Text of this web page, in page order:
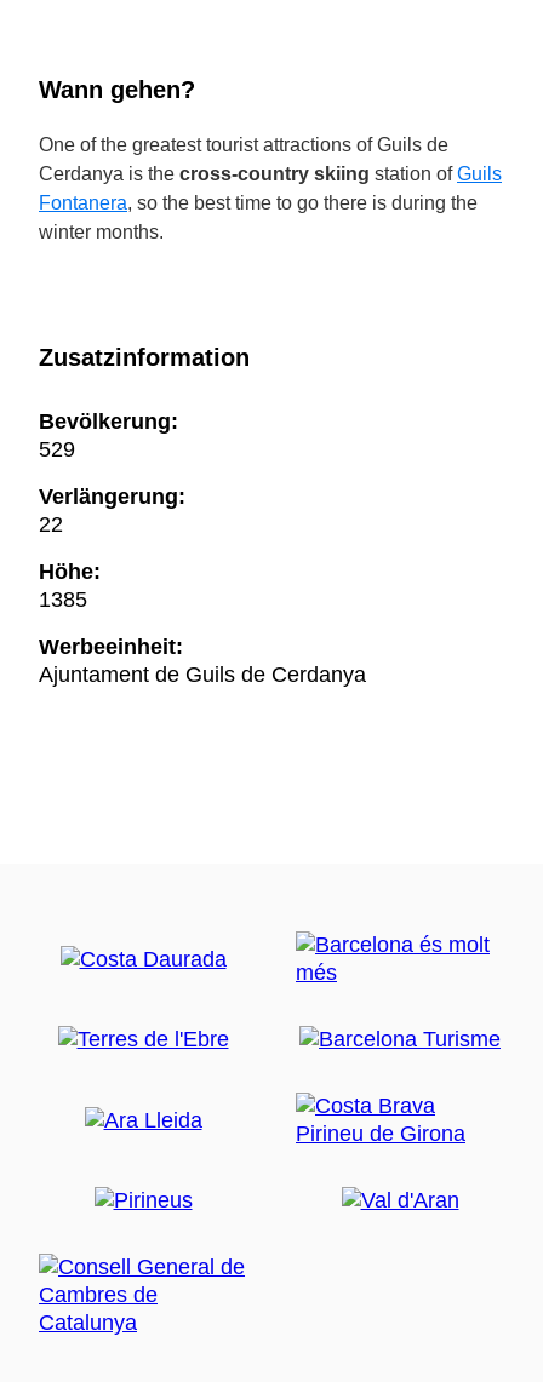
Wann gehen?
One of the greatest tourist attractions of Guils de
Cerdanya is the cross-country skiing station ofGuils
Fontanera, so the best time to go there is during the
winter months.
Zusatzinformation
Bevölkerung:
529
Verlängerung:
22
Höhe:
1385
Werbeeinheit:
Ajuntament de Guils de Cerdanya